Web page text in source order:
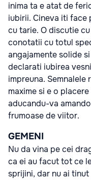
inima ta e atat de
iubirii. Cineva iti face
cu tarie. O discutie
conotatii cu totul
angajamente solide
declarati iubirea
impreuna.
maxime si e o
aducandu-va
frumoase de viitor.
GEMENI
Nu da vina pe cei
ca ei au facut tot ce
sprijini, dar nu ai